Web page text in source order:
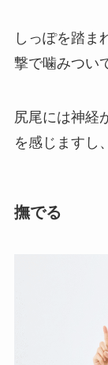
しっぽを踏ま
撃で噛みつい
尻尾には神経
を感じますし
撫でる